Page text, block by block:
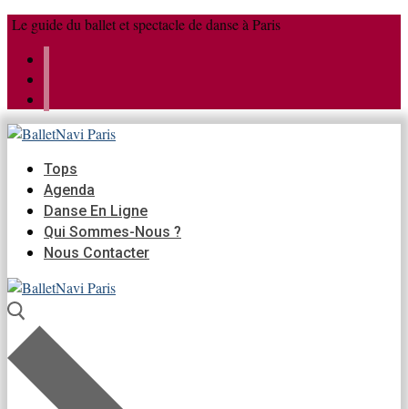
Aller
contenu
Menu
Fermer
Le guide du ballet et spectacle de danse à Paris
Tops
Agenda
Danse En Ligne
Qui Sommes-Nous ?
Nous Contacter